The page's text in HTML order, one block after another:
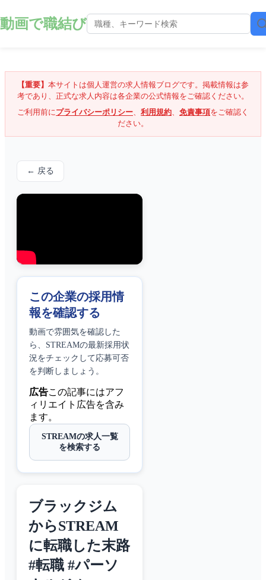
動画で職結び
【重要】 本サイトは個人運営の求人情報ブログです。掲載情報は参
考であり、正式な求人内容は各企業の公式情報をご確認ください。
ご利用前にプライバシーポリシー、 利用規約、 免責事項をご確認く
ださい。
← 戻る
この企業の採用情
報を確認する
動画で雰囲気を確認した
ら、 STREAMの最新採用状
況をチェックして応募可否
を判断しましょう。
広告この記事にはアフ
ィリエイト広告を含み
ます。
STREAMの求人一覧
を検索する
ブラックジム
からSTREAM
に転職した末路
#転職 #パーソ